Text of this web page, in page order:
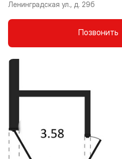
Ленинградская ул., д. 29б
Позвонить